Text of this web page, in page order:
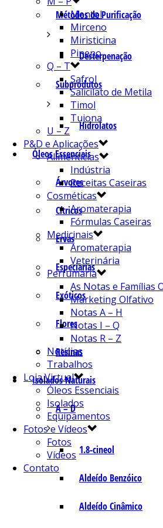
Métodos de Purificação
Desterpenação
Subprodutos
Hidrolatos
Óleos Essenciais
Árvores
Cítricos
Ervas
Especiarias
Exóticos
Flores
Resinas
Isolados Naturais
A – D
1.8-cineol
Aldeído Benzóico
Aldeído Cinâmico
Mentol
Mirceno
Miristicina
Pineno
Q – T
Safrol
Salicilato de Metila
Timol
Tujona
U – Z
P&D e Aplicações
Alimentícias
Indústria
Receitas Caseiras
Cosméticas
Aromaterapia
Fórmulas Caseiras
Medicinais
Aromaterapia
Veterinária
Perfumaria
As Notas e Famílias
Marketing Olfativo
Notas A – H
Notas I – Q
Notas R – Z
Notícias
Trabalhos
Loja Virtual
Óleos Essenciais
Isolados
Equipamentos
Fotos e Vídeos
Fotos
Vídeos
Contato